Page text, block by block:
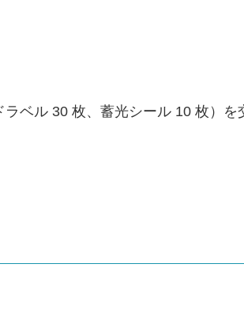
ベル 30 枚、蓄光シール 10 枚）を